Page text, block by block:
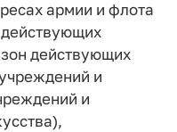
армии и флота
действующих
и
и